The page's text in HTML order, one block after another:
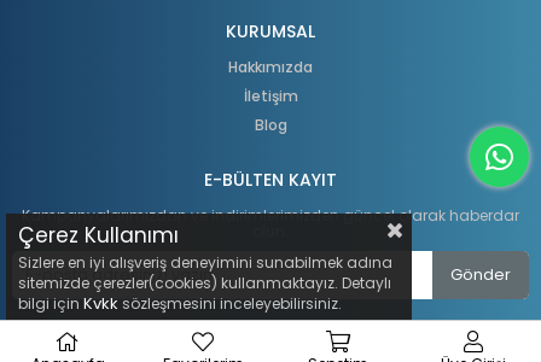
KURUMSAL
Hakkımızda
İletişim
Blog
E-BÜLTEN KAYIT
Kampanyalarımızdan ve indirimlerimizden güncel olarak haberdar
Gönder
Çerez Kullanımı
Sizlere en iyi alışveriş deneyimini sunabilmek adına
sitemizde çerezler(cookies) kullanmaktayız. Detaylı
bilgi için Kvkk sözleşmesini inceleyebilirsiniz.